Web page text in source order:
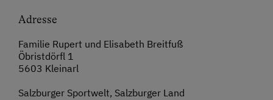
Adresse
Familie Rupert und Elisabeth Breitfuß
Öbristdörfl 1
5603 Kleinarl
Salzburger Sportwelt, Salzburger Land